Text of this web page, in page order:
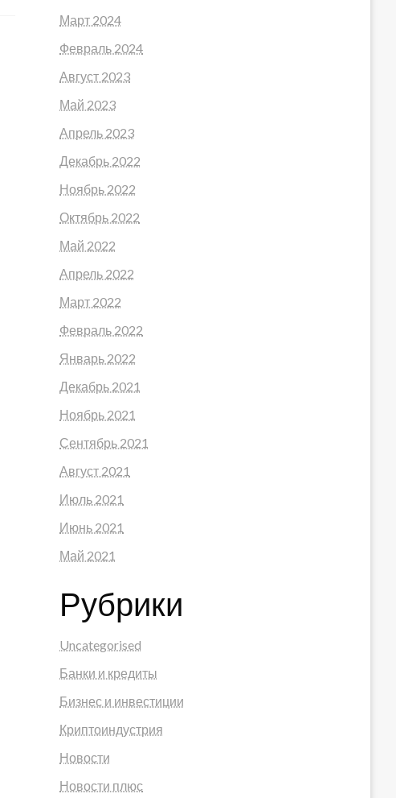
Март 2024
Февраль 2024
Август 2023
Май 2023
Апрель 2023
Декабрь 2022
Ноябрь 2022
Октябрь 2022
Май 2022
Апрель 2022
Март 2022
Февраль 2022
Январь 2022
Декабрь 2021
Ноябрь 2021
Сентябрь 2021
Август 2021
Июль 2021
Июнь 2021
Май 2021
Рубрики
Uncategorised
Банки и кредиты
Бизнес и инвестиции
Криптоиндустрия
Новости
Новости плюс